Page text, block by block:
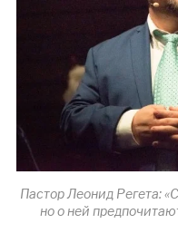
Пастор Леонид Регета:
но о ней